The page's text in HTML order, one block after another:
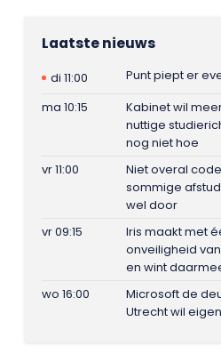
Laatste nieuws
di 11:00
Punt piept er
ma 10:15
Kabinet wil
nuttige
nog niet hoe
vr 11:00
Niet overal
sommige
wel door
vr 09:15
Iris maakt met
onveiligheid
en wint
wo 16:00
Microsoft de
Utrecht wil